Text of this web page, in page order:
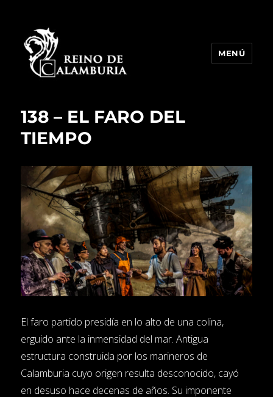
MENÚ
138 – EL FARO DEL
TIEMPO
El faro partido presidía en lo alto de una colina,
erguido ante la inmensidad del mar. Antigua
estructura construida por los marineros de
Calamburia cuyo origen resulta desconocido, cayó
en desuso hace decenas de años. Su imponente